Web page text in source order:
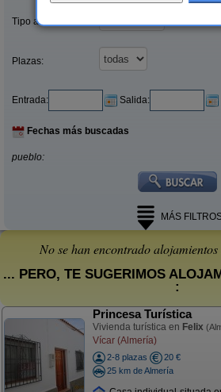
Tipo alquiler:
Plazas:
Entrada: Salida:
Fechas más buscadas
pueblo:
MÁS
No se han encontrado alojamientos
... PERO, TE SUGERIMOS
:
Princesa Turística
Vivienda turística en Felix
Vícar (Almería)
2-8 plazas
20 €
25 km de Almería